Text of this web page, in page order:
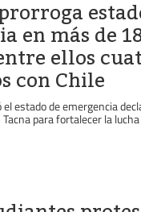
en más de
ellos
con Chile
estado de emergencia
para fortalecer la